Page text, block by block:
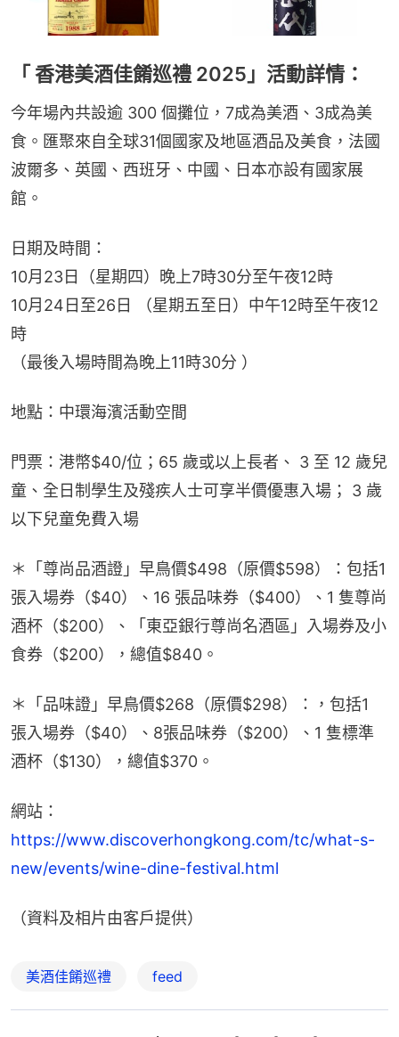
「 香港美酒佳餚巡禮 2025」活動詳情：
今年場內共設逾 300 個攤位，7成為美酒、3成為美
食。匯聚來自全球31個國家及地區酒品及美食，法國
波爾多、英國、西班牙、中國、日本亦設有國家展
館。
日期及時間：
10月23日（星期四）晚上7時30分至午夜12時
10月24日至26日 （星期五至日）中午12時至午夜12
時
（最後入場時間為晚上11時30分 ）
地點：中環海濱活動空間
門票：港幣$40/位；65 歲或以上長者、 3 至 12 歲兒
童、全日制學生及殘疾人士可享半價優惠入場； 3 歲
以下兒童免費入場
＊「尊尚品酒證」早鳥價$498（原價$598）：包括1
張入場券（$40）、16 張品味券（$400）、1 隻尊尚
酒杯（$200）、「東亞銀行尊尚名酒區」入場券及小
食券（$200），總值$840。
＊「品味證」早鳥價$268（原價$298）：，包括1
張入場券（$40）、8張品味券（$200）、1 隻標準
酒杯（$130），總值$370。
網站：
https://www.discoverhongkong.com/tc/what-s-
new/events/wine-dine-festival.html
（資料及相片由客戶提供）
美酒佳餚巡禮 feed